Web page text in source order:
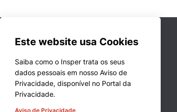
Este website usa Cookies
Saiba como o Insper trata os seus
dados pessoais em nosso Aviso de
Privacidade, disponível no Portal da
Privacidade.
Aviso de Privacidade
Cursos